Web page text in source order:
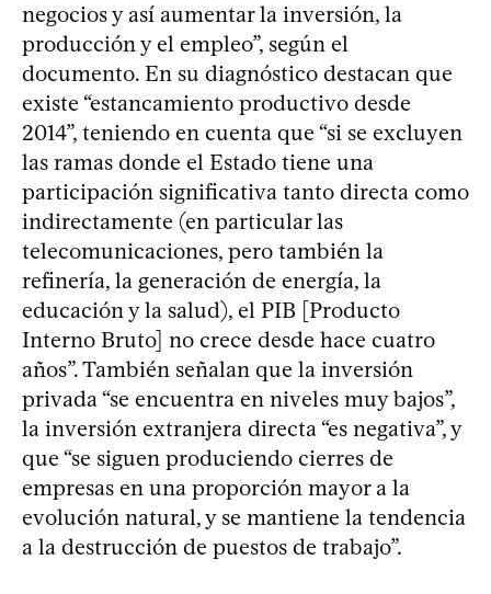
negocios y así aumentar la inversión, la
producción y el empleo”, según el
documento. En su diagnóstico destacan que
existe “estancamiento productivo desde
2014”, teniendo en cuenta que “si se excluyen
las ramas donde el Estado tiene una
participación significativa tanto directa como
indirectamente (en particular las
telecomunicaciones, pero también la
refinería, la generación de energía, la
educación y la salud), el PIB [Producto
Interno Bruto] no crece desde hace cuatro
años”. También señalan que la inversión
privada “se encuentra en niveles muy bajos”,
la inversión extranjera directa “es negativa”, y
que “se siguen produciendo cierres de
empresas en una proporción mayor a la
evolución natural, y se mantiene la tendencia
a la destrucción de puestos de trabajo”.